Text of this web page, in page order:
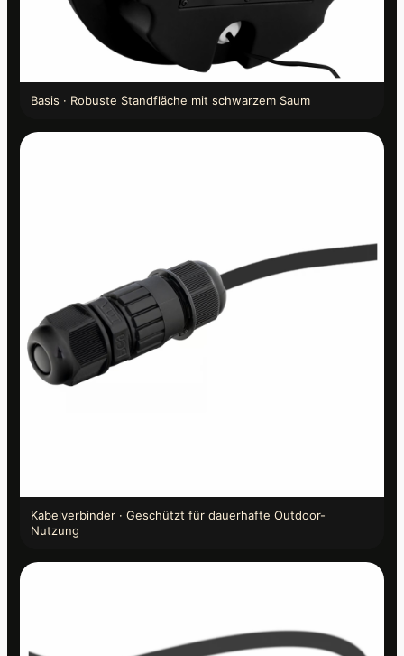
Basis · Robuste Standfläche mit schwarzem Saum
Kabelverbinder · Geschützt für dauerhafte Outdoor-
Nutzung